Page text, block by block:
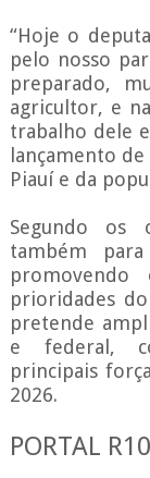
“Hoje o
pelo nosso
preparado,
agricultor, e
trabalho dele
lançamento
Piauí e da
Segundo os
também
prioridades
pretende
e federal,
principais
2026.
PORTAL R10